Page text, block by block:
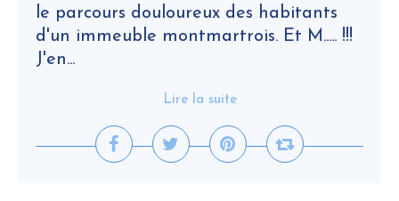
le parcours douloureux des habitants
d'un immeuble montmartrois. Et M..... !!!
J'en...
Lire la suite